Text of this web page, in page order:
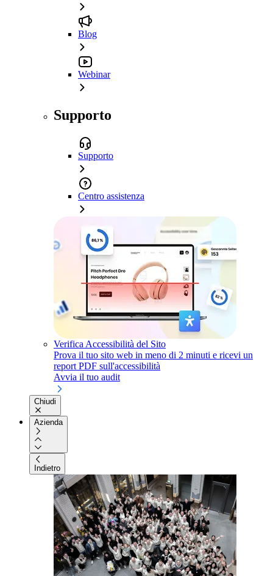
Blog
Webinar
Supporto
Supporto
Centro assistenza
Verifica Accessibilità del Sito
Prova il tuo sito web in meno di 2 minuti e ricevi un
report PDF sull'accessibilità
Avvia il tuo audit
Chiudi
Azienda
Indietro